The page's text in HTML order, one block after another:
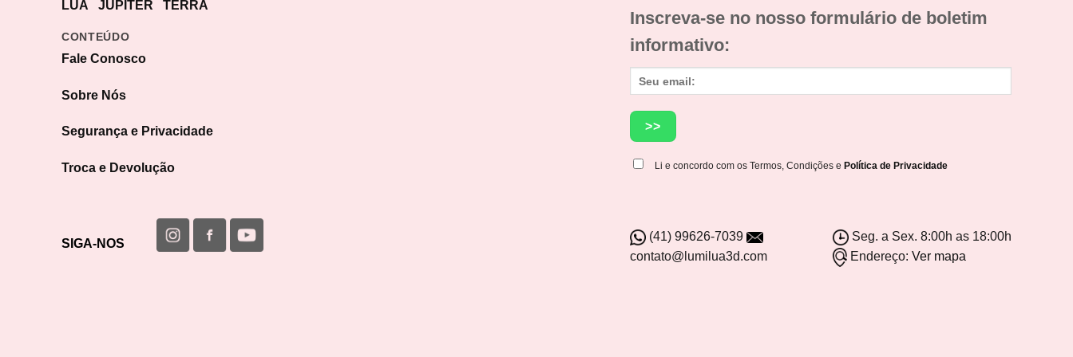
LUA JÚPITER TERRA
CONTEÚDO
Fale Conosco
Sobre Nós
Segurança e Privacidade
Troca e Devolução
SIGA-NOS
Inscreva-se no nosso formulário de boletim
informativo:
Li e concordo com os Termos, Condições e Política de Privacidade
(41) 99626-7039
contato@lumilua3d.com
Seg. a Sex. 8:00h as 18:00h
Endereço: Ver mapa